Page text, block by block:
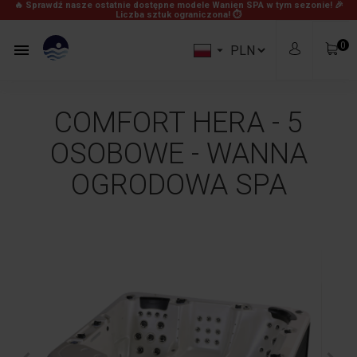
🔥 Sprawdź nasze ostatnie dostępne modele Wanien SPA w tym sezonie! 🎉
Liczba sztuk ograniczona! ⏱
 
Razem
Zobacz Koszyk
0
COMFORT HERA - 5
OSOBOWE - WANNA
OGRODOWA SPA